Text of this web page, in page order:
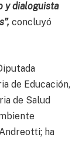
y dialoguista
concluyó
de Educación,
de Salud
ha